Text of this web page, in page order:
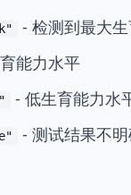
- 检测到最大
能力水平
- 低生育能力水
- 测试结果不